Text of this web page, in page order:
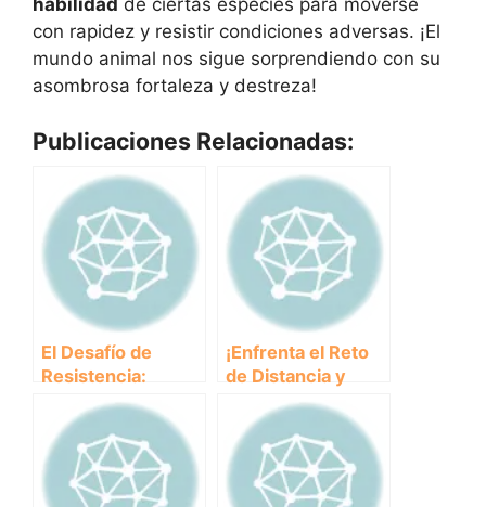
habilidad de ciertas especies para moverse
con rapidez y resistir condiciones adversas. ¡El
mundo animal nos sigue sorprendiendo con su
asombrosa fortaleza y destreza!
Publicaciones Relacionadas:
El Desafío de
Resistencia:
¿Cuánto tiempo
puede sobrevivir
un animal en
condiciones
extremas?
¡Enfrenta el Reto
de Distancia y
Descubre la
Resistencia de los
Animales Salvajes!